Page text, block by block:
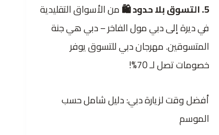
5. التسوق بلا حدود 🛍️
من الأسواق التقليدية
في ديرة إلى دبي مول الفاخر – دبي هي جنة
المتسوقين. مهرجان دبي للتسوق يوفر
خصومات تصل لـ 70%!
أفضل وقت لزيارة دبي: دليل شامل حسب
الموسم